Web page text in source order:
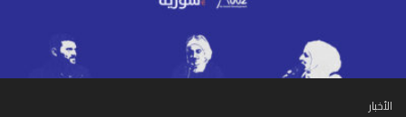
الأخبار